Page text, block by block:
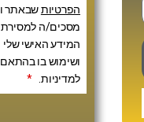
הפרטיותשבאתר
מסכים/ה למסירת
המידע האישי שלי
ושימוש בו בהתאם
למדיניות. *